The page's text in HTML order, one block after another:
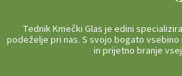
Tednik Kmečki Glas je edini
podeželje pri nas. S svojo bogato
in prijetno branje